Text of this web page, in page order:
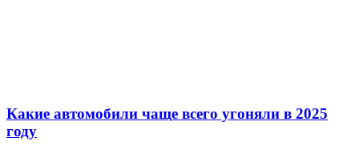
Какие автомобили чаще всего угоняли в 2025
году